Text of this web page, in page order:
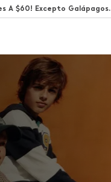
A $60! Excepto Galápagos.